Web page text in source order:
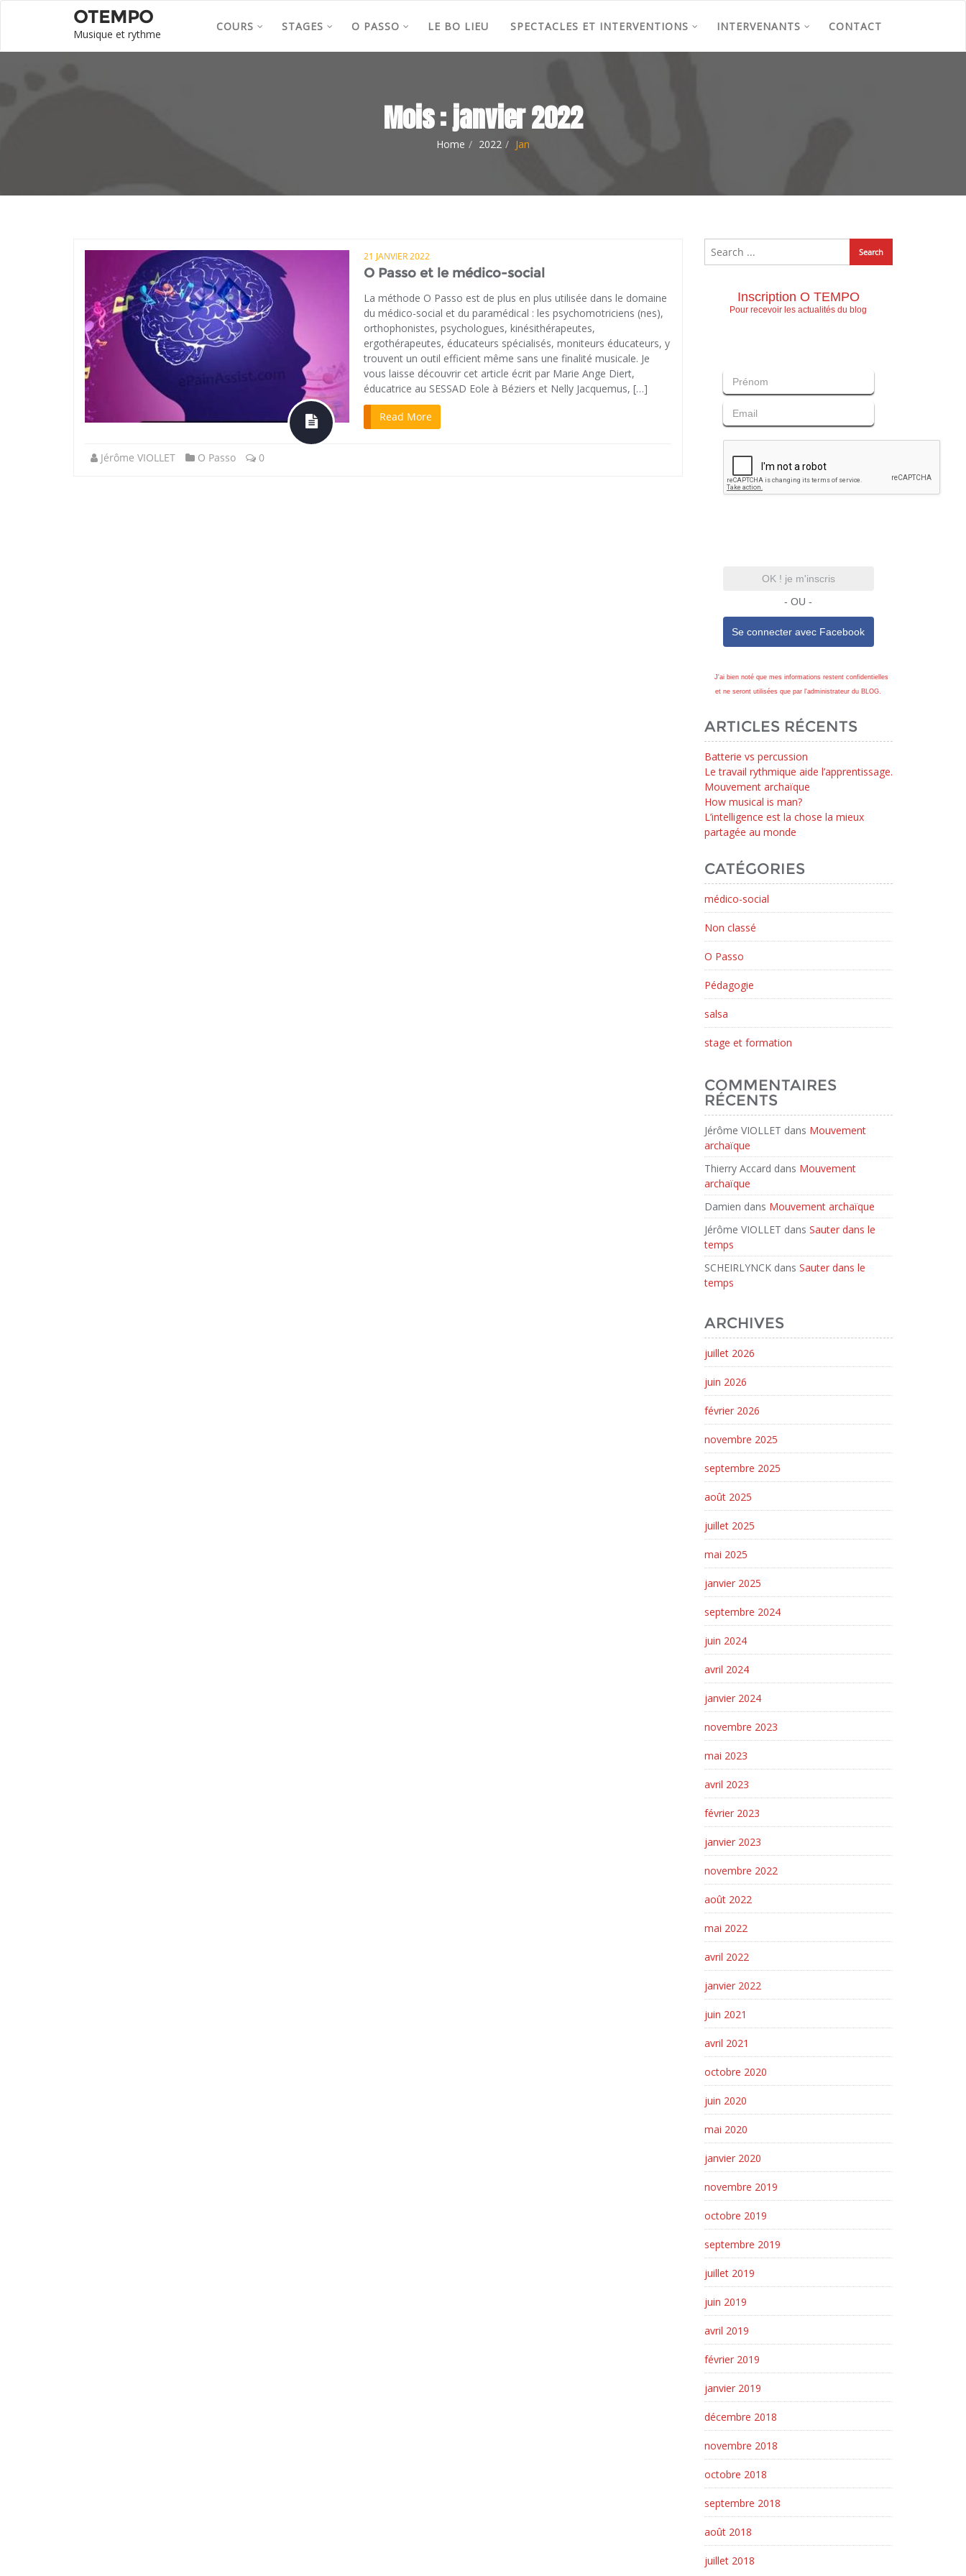
OTEMPO
Musique et rythme
COURS STAGES O PASSO LE BO LIEU SPECTACLES ET INTERVENTIONS INTERVENANTS CONTACT
Mois :janvier 2022
Home 2022 Jan
21 JANVIER 2022
O Passo et le médico-social
La méthode O Passo est de plus en plus utilisée dans le domaine
du médico-social et du paramédical : les psychomotriciens (nes),
orthophonistes, psychologues, kinésithérapeutes,
ergothérapeutes, éducateurs spécialisés, moniteurs éducateurs, y
trouvent un outil efficient même sans une finalité musicale. Je
vous laisse découvrir cet article écrit par Marie Ange Diert,
éducatrice au SESSAD Eole à Béziers et Nelly Jacquemus, […]
Read More
Jérôme VIOLLET O Passo 0
Inscription O TEMPO
Pour recevoir les actualités du blog
OK ! je m'inscris
- OU -
Se connecter avec Facebook
J'ai bien noté que mes informations restent confidentielles
et ne seront utilisées que par l'administrateur du BLOG.
ARTICLES RÉCENTS
Batterie vs percussion
Le travail rythmique aide l’apprentissage.
Mouvement archaïque
How musical is man?
L’intelligence est la chose la mieux
partagée au monde
CATÉGORIES
médico-social
Non classé
O Passo
Pédagogie
salsa
stage et formation
COMMENTAIRES
RÉCENTS
Jérôme VIOLLET dans Mouvement
archaïque
Thierry Accard dans Mouvement
archaïque
Damien dans Mouvement archaïque
Jérôme VIOLLET dans Sauter dans le
temps
SCHEIRLYNCKdans Sauter dans le
temps
ARCHIVES
juillet 2026
juin 2026
février 2026
novembre 2025
septembre 2025
août 2025
juillet 2025
mai 2025
janvier 2025
septembre 2024
juin 2024
avril 2024
janvier 2024
novembre 2023
mai 2023
avril 2023
février 2023
janvier 2023
novembre 2022
août 2022
mai 2022
avril 2022
janvier 2022
juin 2021
avril 2021
octobre 2020
juin 2020
mai 2020
janvier 2020
novembre 2019
octobre 2019
septembre 2019
juillet 2019
juin 2019
avril 2019
février 2019
janvier 2019
décembre 2018
novembre 2018
octobre 2018
septembre 2018
août 2018
juillet 2018